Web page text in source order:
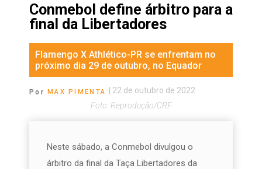
Conmebol define árbitro para a
final da Libertadores
Flamengo X Athlético-PR se enfrentam no
próximo dia 29 de outubro, no Equador
Por MAX PIMENTA
22 de outubro de 2022
Foto: Reprodução/CRF
Neste sábado, a Conmebol divulgou o
árbitro da final da Taça Libertadores da